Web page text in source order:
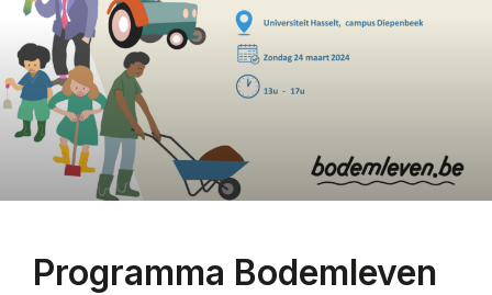
Programma Bodemleven